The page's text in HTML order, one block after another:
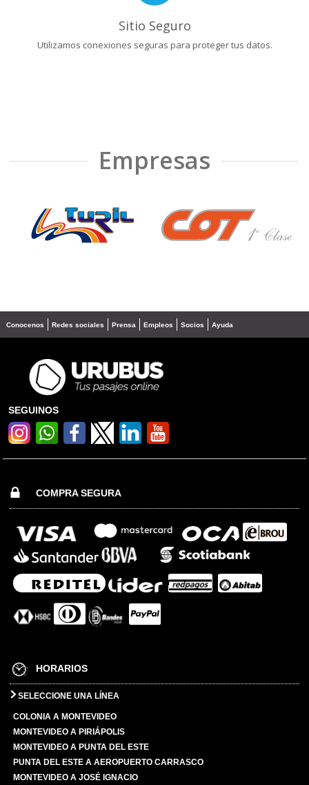
Sitio Seguro
Utilizamos conexiones seguras para proteger tus datos.
Empresas
❮ ❯
Conocenos Redes sociales Prensa Empleos Socios Ayuda
SEGUINOS
COMPRA SEGURA
HORARIOS
SELECCIONE UNA LÍNEA
COLONIA A MONTEVIDEO
MONTEVIDEO A PIRIÁPOLIS
MONTEVIDEO A PUNTA DEL ESTE
PUNTA DEL ESTE A AEROPUERTO CARRASCO
MONTEVIDEO A JOSÉ IGNACIO